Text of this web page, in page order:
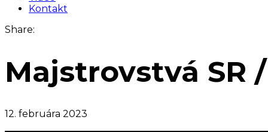
Kontakt
Share:
Majstrovstvá SR
12. februára 2023